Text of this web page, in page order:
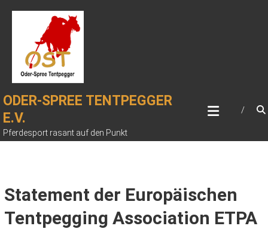
ODER-SPREE TENTPEGGER
E.V.
Pferdesport rasant auf den Punkt
Statement der Europäischen
Tentpegging Association ETPA